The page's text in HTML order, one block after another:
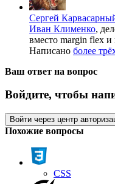
Сергей
Иван Клименко,
вместо margin flex и
Написано более
Ваш ответ на вопрос
Войдите, чтобы
Войти через центр
Похожие вопросы
CSS